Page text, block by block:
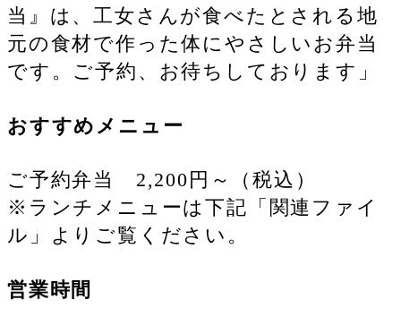
当』は、工女さんが食べたとされる地
元の食材で作った体にやさしいお弁当
です。ご予約、お待ちしております」
おすすめメニュー
ご予約弁当 2,200円～（税込）
※ランチメニューは下記「関連ファイ
ル」よりご覧ください。
営業時間